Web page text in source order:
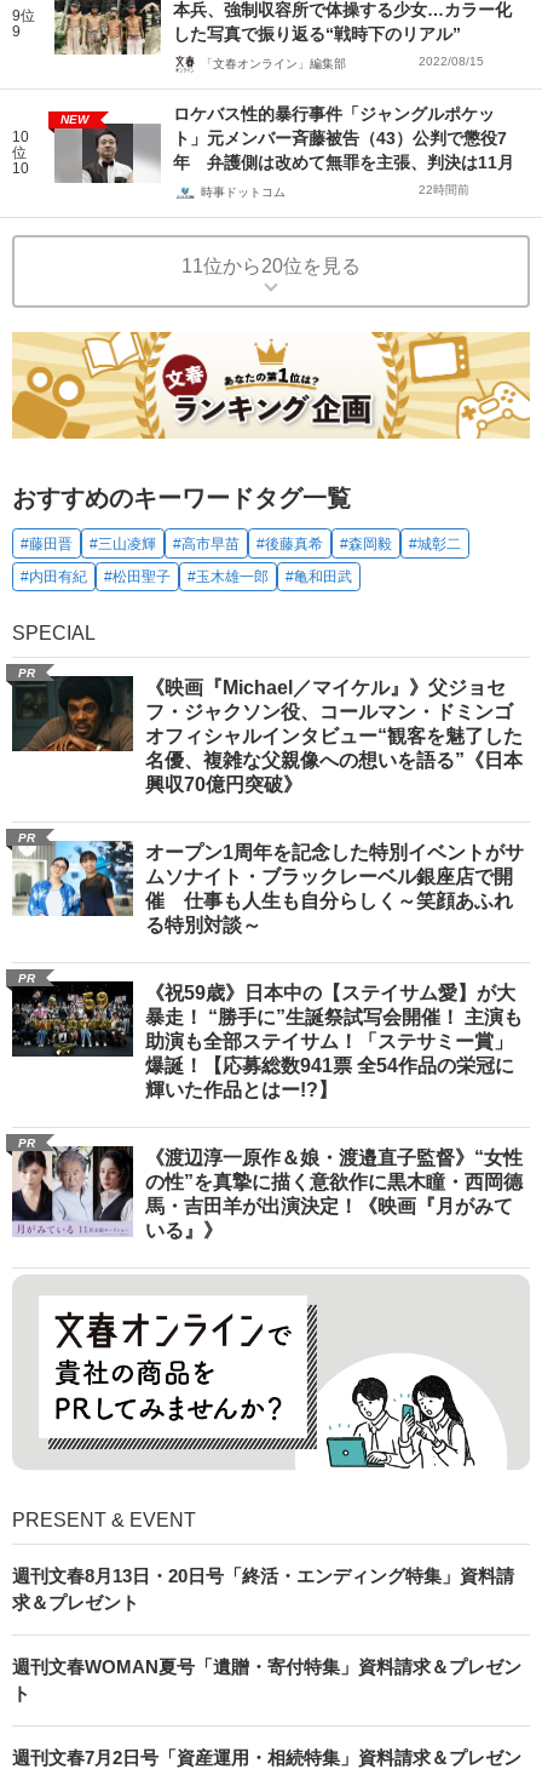
9位
9
本兵、強制収容所で体操する少女…カラー化
した写真で振り返る“戦時下のリアル”
「文春オンライン」編集部 2022/08/15
10
位
10
NEW
ロケバス性的暴行事件「ジャングルポケッ
ト」元メンバー斉藤被告（43）公判で懲役7
年 弁護側は改めて無罪を主張、判決は11月
時事ドットコム 22時間前
11位から20位を見る
おすすめのキーワードタグ一覧
#藤田晋 #三山凌輝 #高市早苗 #後藤真希 #森岡毅
#城彰二
#内田有紀
#松田聖子 #玉木雄一郎 #亀和田武
SPECIAL
PR
《映画『Michael／マイケル』》父ジョセ
フ・ジャクソン役、コールマン・ドミンゴ
オフィシャルインタビュー“観客を魅了した
名優、複雑な父親像への想いを語る”《日本
興収70億円突破》
PR
オープン1周年を記念した特別イベントがサ
ムソナイト・ブラックレーベル銀座店で開
催 仕事も人生も自分らしく～笑顔あふれ
る特別対談～
PR
《祝59歳》日本中の【ステイサム愛】が大
暴走！ “勝手に”生誕祭試写会開催！ 主演も
助演も全部ステイサム！「ステサミー賞」
爆誕！【応募総数941票 全54作品の栄冠に
輝いた作品とはー!?】
PR
《渡辺淳一原作＆娘・渡邉直子監督》“女性
の性”を真摯に描く意欲作に黒木瞳・西岡德
馬・吉田羊が出演決定！《映画『月がみて
いる』》
PRESENT & EVENT
週刊文春8月13日・20日号「終活・エンディング特集」資料請
求＆プレゼント
週刊文春WOMAN夏号「遺贈・寄付特集」資料請求＆プレゼン
ト
週刊文春7月2日号「資産運用・相続特集」資料請求＆プレゼン